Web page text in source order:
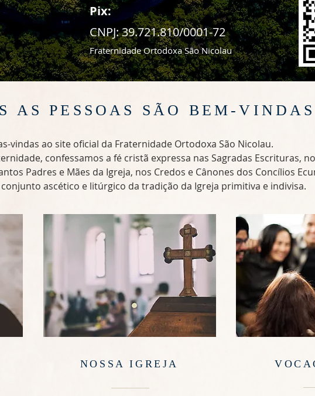
Pix:
CNPJ: 39.721.810/0001-72
Fraternidade Ortodoxa São Nicolau
AS PESSOAS SÃO BEM-VINDAS
vindas ao site oficial da Fraternidade Ortodoxa São Nicolau.
confessamos a fé cristã expressa nas Sagradas Escrituras,
Padres e Mães da Igreja, nos Credos e Cânones dos Concílios
ascético e litúrgico da tradição da Igreja primitiva e indivisa.
NOSSA IGREJA